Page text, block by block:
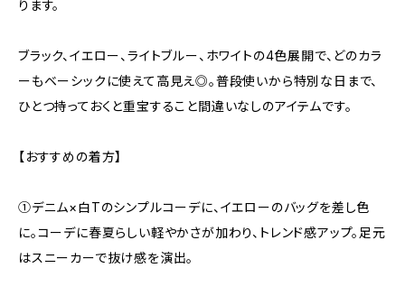
ります。
ブラック、イエロー、ライトブルー、ホワイトの4色展開で、どのカラ
ーもベーシックに使えて高見え◎。普段使いから特別な日まで、
ひとつ持っておくと重宝すること間違いなしのアイテムです。
【おすすめの着方】
①デニム×白Tのシンプルコーデに、イエローのバッグを差し色
に。コーデに春夏らしい軽やかさが加わり、トレンド感アップ。足元
はスニーカーで抜け感を演出。